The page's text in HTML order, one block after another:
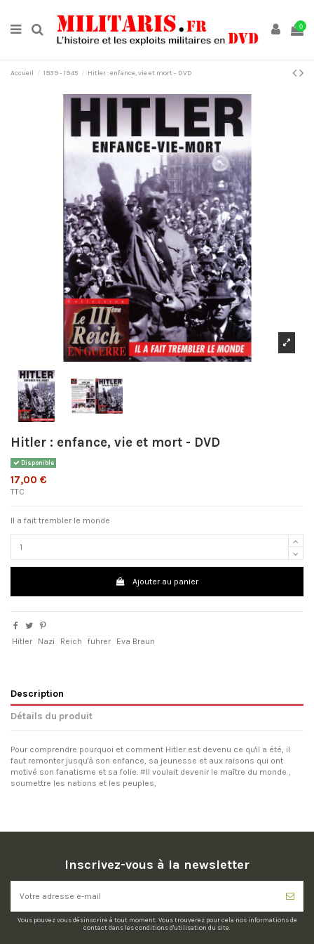
0
Accueil 1939 - 1945 Hitler : enfance, vie et mort - DVD
Hitler : enfance, vie et mort - DVD
Disponible
17,00 €
TTC
Il a fait trembler le monde
Ajouter au panier
Hitler Nazi Reich fuhrer Eva Braun
Description
Détails du produit
Pour comprendre pourquoi et comment Hitler est devenu ce qu'il a été, il
faut remonter jusqu'à son enfance, sa jeunesse et aux raisons qui ont
motivé son fanatisme et sa folie. #Il voulait devenir le maître du monde ,
soumettre les nations et les peuples,
Inscrivez-vous à la newsletter
Vous pouvez vous désinscrire à tout moment. Vous trouverez pour cela nos informations de
contact dans les conditions d'utilisation du site.